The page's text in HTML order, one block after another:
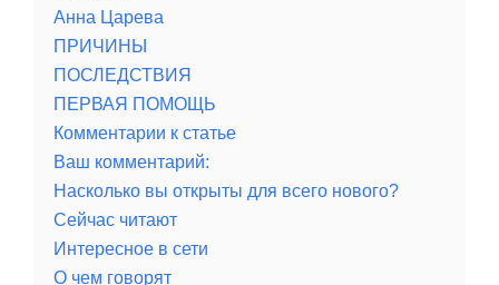
Анна Царева
ПРИЧИНЫ
ПОСЛЕДСТВИЯ
ПЕРВАЯ ПОМОЩЬ
Комментарии к статье
Ваш комментарий:
Насколько вы открыты для всего нового?
Сейчас читают
Интересное в сети
О чем говорят